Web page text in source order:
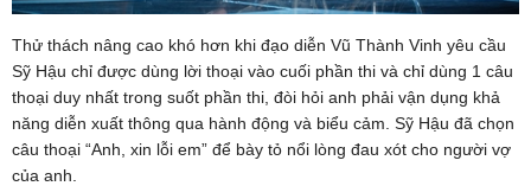
Thử thách nâng cao khó hơn khi đạo diễn Vũ Thành Vinh yêu cầu
Sỹ Hậu chỉ được dùng lời thoại vào cuối phần thi và chỉ dùng 1 câu
thoại duy nhất trong suốt phần thi, đòi hỏi anh phải vận dụng khả
năng diễn xuất thông qua hành động và biểu cảm. Sỹ Hậu đã chọn
câu thoại “Anh, xin lỗi em” để bày tỏ nổi lòng đau xót cho người vợ
của anh.